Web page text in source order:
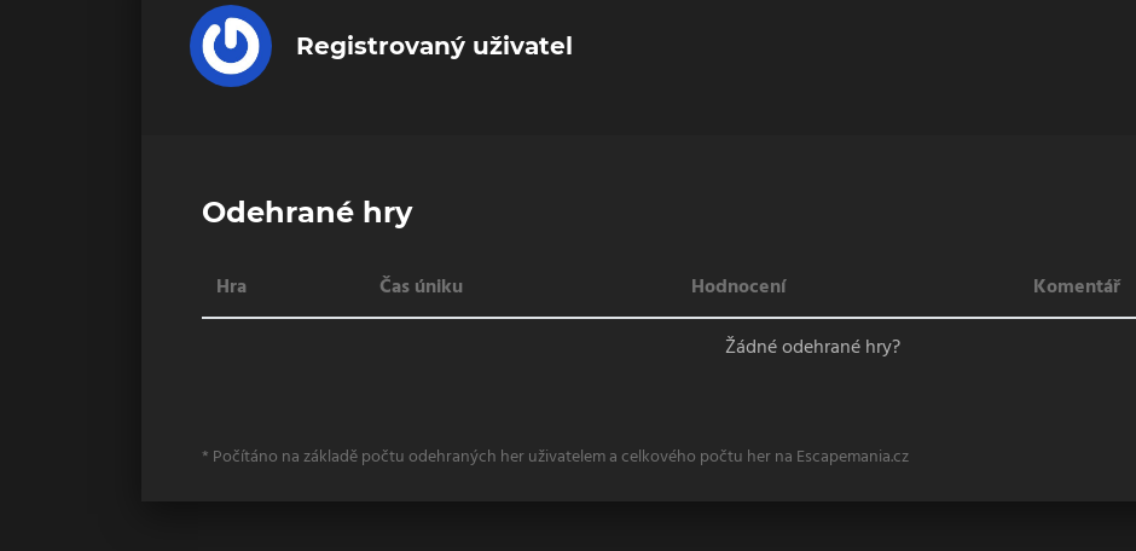
Registrovaný uživatel
Odehrané hry
Hra Čas úniku Hodnocení
Komentář
Žádné odehrané hry?
* Počítáno na základě počtu odehraných her uživatelem a celkového počtu her na Escapemania.cz